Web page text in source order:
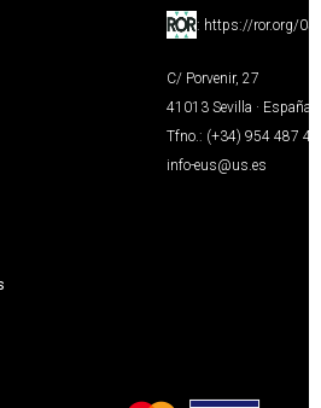
: https://ror.org/
C/ Porvenir, 27
41013 Sevilla · España
Tfno.: (+34) 954 487
info-eus@us.es